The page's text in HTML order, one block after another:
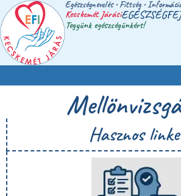
Egészségnevelés • Fittség •
Kecskemét Járási
Tegyünk egészségünkért!
Hasznos